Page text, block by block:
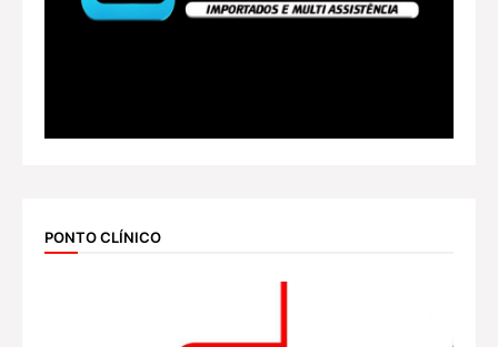
PONTO CLÍNICO